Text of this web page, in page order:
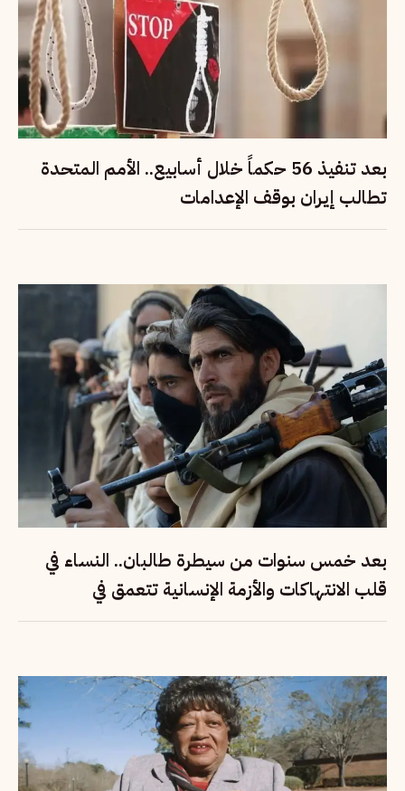
بعد تنفيذ 56 حكماً خلال أسابيع.. الأمم المتحدة
تطالب إيران بوقف الإعدامات
بعد خمس سنوات من سيطرة طالبان.. النساء في
قلب الانتهاكات والأزمة الإنسانية تتعمق في
أفغانستان